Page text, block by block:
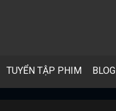
TUYỂN TẬP PHIM BLOG